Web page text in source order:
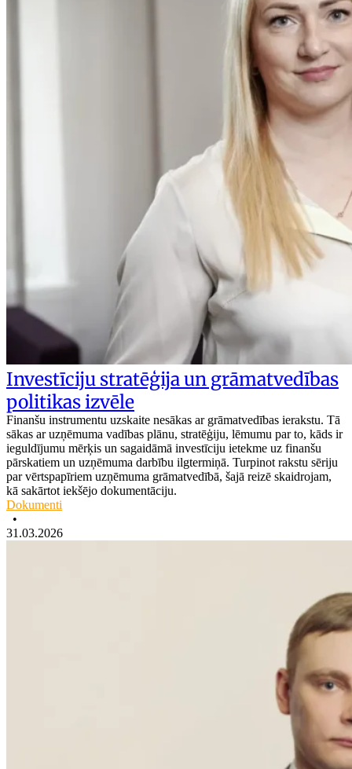
Investīciju stratēģija un grāmatvedības
politikas izvēle
Finanšu instrumentu uzskaite nesākas ar grāmatvedības ierakstu. Tā
sākas ar uzņēmuma vadības plānu, stratēģiju, lēmumu par to, kāds ir
ieguldījumu mērķis un sagaidāmā investīciju ietekme uz finanšu
pārskatiem un uzņēmuma darbību ilgtermiņā. Turpinot rakstu sēriju
par vērtspapīriem uzņēmuma grāmatvedībā, šajā reizē skaidrojam,
kā sakārtot iekšējo dokumentāciju.
Dokumenti
•
31.03.2026